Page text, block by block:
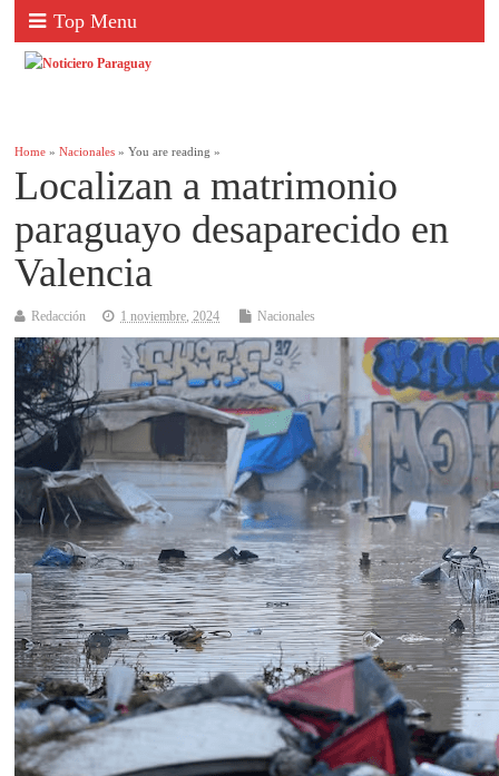
Top Menu
Home »Nacionales » You are reading »
Localizan a matrimonio
paraguayo desaparecido en
Valencia
Redacción 1 noviembre, 2024 Nacionales